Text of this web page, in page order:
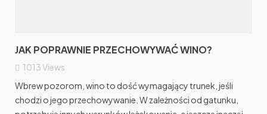
JAK POPRAWNIE PRZECHOWYWAĆ WINO?
1013Views
Wbrew pozorom, wino to dość wymagający trunek, jeśli
chodzi o jego przechowywanie. W zależności od gatunku,